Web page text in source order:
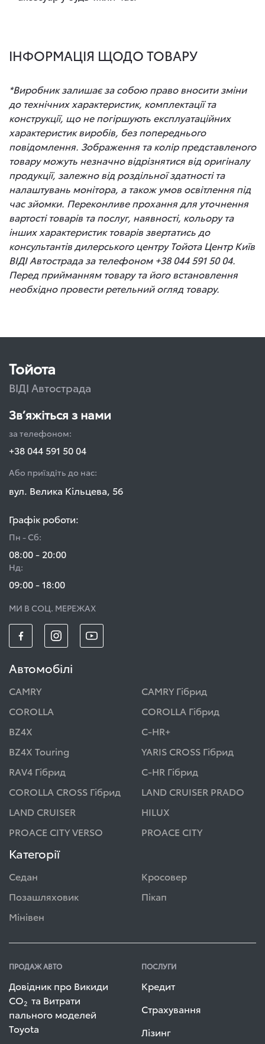
ІНФОРМАЦІЯ ЩОДО ТОВАРУ
*Виробник залишає за собою право вносити зміни
до технічних характеристик, комплектації та
конструкції, що не погіршують експлуатаційних
характеристик виробів, без попереднього
повідомлення. Зображення та колір представленого
товару можуть незначно відрізнятися від оригіналу
продукції, залежно від роздільної здатності та
налаштувань монітора, а також умов освітлення під
час зйомки. Переконливе прохання для уточнення
вартості товарів та послуг, наявності, кольору та
інших характеристик товарів звертатись до
консультантів дилерського центру Тойота Центр Київ
ВІДІ Автострада за телефоном +38 044 591 50 04.
Перед прийманням товару та його встановлення
необхідно провести ретельний огляд товару.
Тойота
ВІДІ Автострада
Зв’яжіться з нами
за телефоном:
+38 044 591 50 04
Або приїздіть до нас:
вул. Велика Кільцева, 56
Графік роботи:
Пн - Сб:
08:00 - 20:00
Нд:
09:00 - 18:00
МИ В СОЦ. МЕРЕЖАХ
Автомобілі
CAMRY
CAMRY Гібрид
COROLLA
COROLLA Гібрид
BZ4X
C-HR+
BZ4X Touring
YARIS CROSS Гібрид
RAV4 Гібрид
C-HR Гібрид
COROLLA CROSS Гібрид
LAND CRUISER PRADO
LAND CRUISER
HILUX
PROACE CITY VERSO
PROACE CITY
Категорії
Седан
Кросовер
Позашляховик
Пікап
Мінівен
ПРОДАЖ АВТО
Довідник про Викиди
СО2 та Витрати
пального моделей
Toyota
ПОСЛУГИ
Кредит
Страхування
Лізинг